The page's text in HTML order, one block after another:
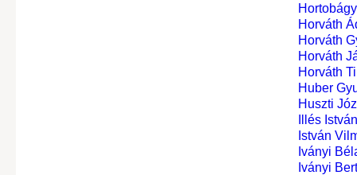
Horváth
Horváth
Horváth
Horváth
Huber
Huszti
Illés
István
Iványi
Iványi